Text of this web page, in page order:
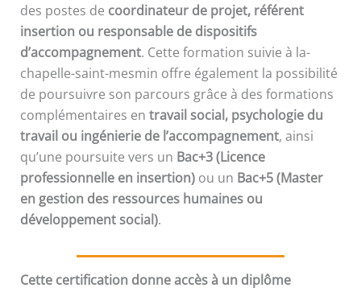
des postes de coordinateur de projet, référent
insertion ou responsable de dispositifs
d’accompagnement. Cette formation suivie à la-
chapelle-saint-mesmin offre également la possibilité
de poursuivre son parcours grâce à des formations
complémentaires en travail social, psychologie du
travail ou ingénierie de l’accompagnement, ainsi
qu’une poursuite vers un Bac+3 (Licence
professionnelle en insertion) ou un Bac+5 (Master
en gestion des ressources humaines ou
développement social).
Cette certification donne accès à un diplôme